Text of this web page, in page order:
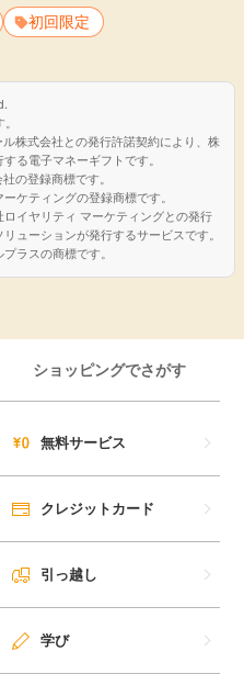
りますので、都度公式サイ
初回限定
ル株式会社との発行許諾契約により、株
る電子マネーギフトです。
の登録商標です。
ケティングの登録商標です。
イヤリティ マーケティングとの発行
ューションが発行するサービスです。
ラスの商標です。
ショッピングでさがす
無料サービス
クレジットカード
引っ越し
学び